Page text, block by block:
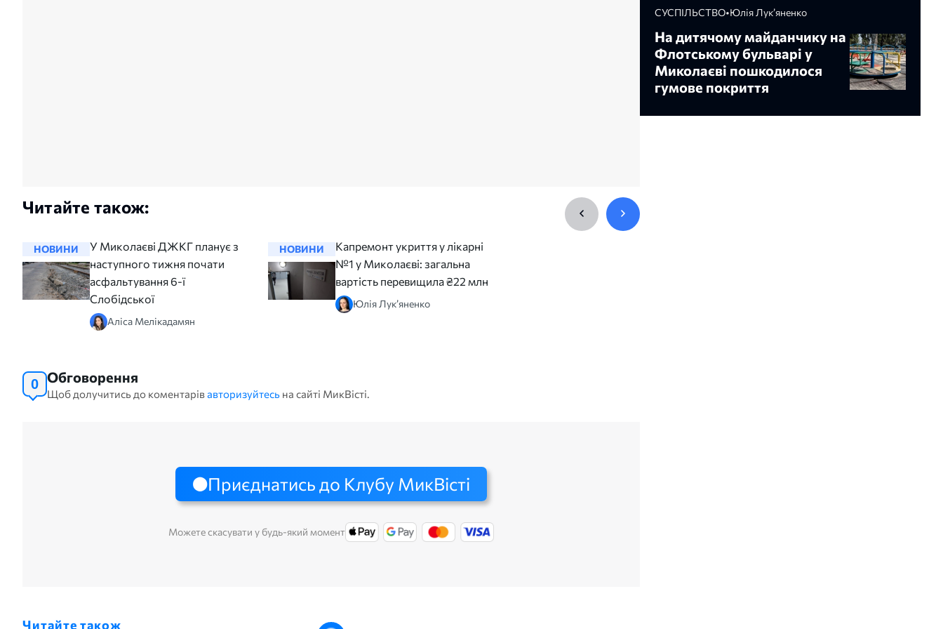
Читайте також:
НОВИНИ
У Миколаєві ДЖКГ планує з
наступного тижня почати
асфальтування 6-ї
Слобідської
Аліса Мелікадамян
НОВИНИ
Капремонт укриття у лікарні
№1 у Миколаєві: загальна
вартість перевищила ₴22 млн
Юлія Лук’яненко
0 Обговорення
Щоб долучитись до коментарівавторизуйтесь на сайті МикВісті.
Приєднатись до Клубу МикВісті
Можете скасувати у будь-який момент
Читайте також
СУСПІЛЬСТВО•Юлія Лук’яненко
На дитячому майданчику на
Флотському бульварі у
Миколаєві пошкодилося
гумове покриття